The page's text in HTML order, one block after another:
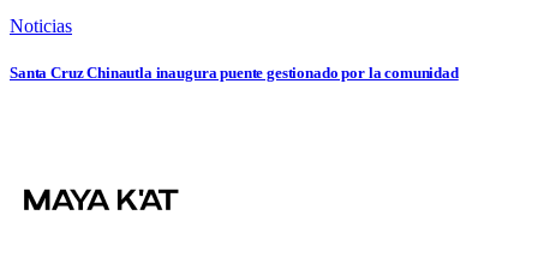
Noticias
Santa Cruz Chinautla inaugura puente gestionado por la comunidad